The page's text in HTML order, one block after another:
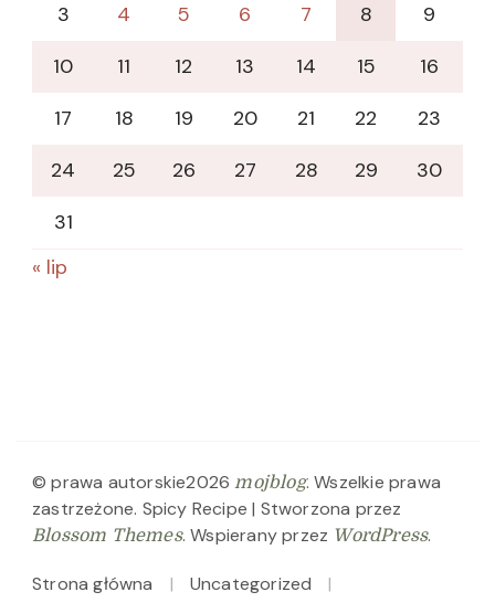
3
4 5 6 7 8
9
10
11 12 13 14 15
16
17
18 19 20 21 22
23
24
25 26 27 28 29
30
31
« lip
© prawa autorskie2026mojblog. Wszelkie prawa
zastrzeżone. Spicy Recipe | Stworzona przez
Blossom Themes. Wspierany przez WordPress.
Strona główna
Uncategorized